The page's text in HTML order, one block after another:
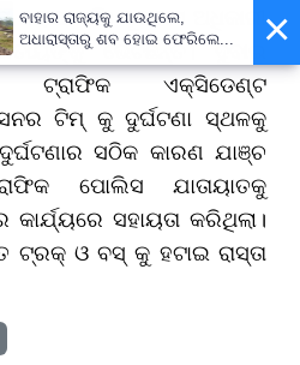
ଦୂତାବାସ ଅଧିକାରୀ
ଭେଟିଛନ୍ତି। ଦୁବାଇ
ଟ୍ରାଫିକ ଏକ୍ସିଡେଣ୍ଟ
ଟିମ୍ କୁ ଦୁର୍ଘଟଣା ସ୍ଥଳକୁ
ସଠିକ କାରଣ ଯାଞ୍ଚ
ପୋଲିସ ଯାତାୟାତକୁ
ସହାୟତା କରିଥିଲା।
ଟ୍ରକ୍ ଓ ବସ୍ କୁ ହଟାଇ ରାସ୍ତା
×
ବାହାର ରାଜ୍ୟକୁ ଯାଉଥିଲେ,
ଅଧାରାସ୍ତାରୁ ଶବ ହୋଇ ଫେରିଲେ...